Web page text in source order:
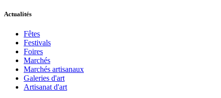
Actualités
Fêtes
Festivals
Foires
Marchés
Marchés artisanaux
Galeries d'art
Artisanat d'art